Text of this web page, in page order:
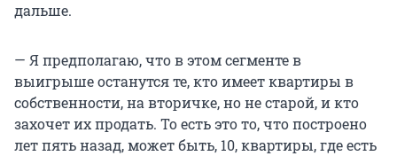
дальше.
— Я предполагаю, что в этом сегменте в
выигрыше останутся те, кто имеет квартиры в
собственности, на вторичке, но не старой, и кто
захочет их продать. То есть это то, что построено
лет пять назад, может быть, 10, квартиры, где есть